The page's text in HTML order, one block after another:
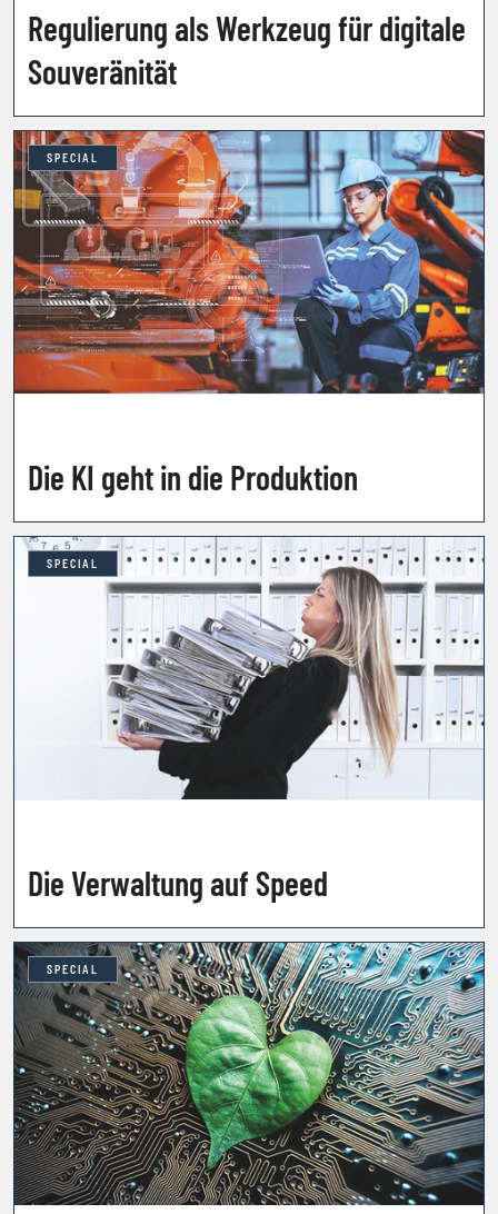
Regulierung als Werkzeug für digitale
Souveränität
SPECIAL
Die KI geht in die Produktion
SPECIAL
Die Verwaltung auf Speed
SPECIAL